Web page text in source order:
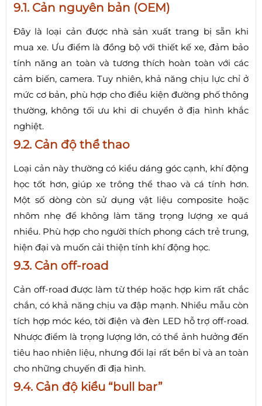
9.1. Cản nguyên bản (OEM)
Đây là loại cản được nhà sản xuất trang bị sẵn khi
mua xe. Ưu điểm là đồng bộ với thiết kế xe, đảm bảo
tính năng an toàn và tương thích hoàn toàn với các
cảm biến, camera. Tuy nhiên, khả năng chịu lực chỉ ở
mức cơ bản, phù hợp cho điều kiện đường phố thông
thường, không tối ưu khi di chuyển ở địa hình khắc
nghiệt.
9.2. Cản độ thể thao
Loại cản này thường có kiểu dáng góc cạnh, khí động
học tốt hơn, giúp xe trông thể thao và cá tính hơn.
Một số dòng còn sử dụng vật liệu composite hoặc
nhôm nhẹ để không làm tăng trọng lượng xe quá
nhiều. Phù hợp cho người thích phong cách trẻ trung,
hiện đại và muốn cải thiện tính khí động học.
9.3. Cản off-road
Cản off-road được làm từ thép hoặc hợp kim rất chắc
chắn, có khả năng chịu va đập mạnh. Nhiều mẫu còn
tích hợp móc kéo, tời điện và đèn LED hỗ trợ off-road.
Nhược điểm là trọng lượng lớn, có thể ảnh hưởng đến
tiêu hao nhiên liệu, nhưng đổi lại rất bền bỉ và an toàn
cho những chuyến đi địa hình.
9.4. Cản độ kiểu “bull bar”